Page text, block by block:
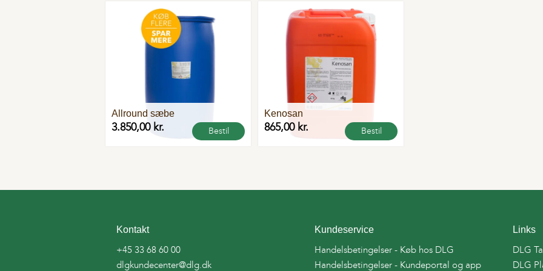
Bestil
Allround sæbe
Flere
varianter
3.850,00 kr. Bestil
Kenosan
Flere
varianter
865,00 kr.
Kontakt
+45 33 68 60 00
dlgkundecenter@dlg.dk
Kundeservice
Handelsbetingelser - Køb hos DLG
Handelsbetingelser - Kundeportal og app
Links
DLG
DLG